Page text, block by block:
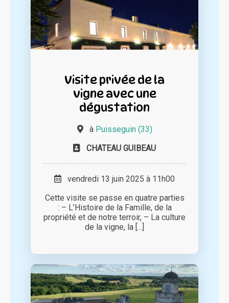
Visite privée de la
vigne avec une
dégustation
à Puisseguin (33)
CHATEAU GUIBEAU
vendredi 13 juin 2025 à 11h00
Cette visite se passe en quatre parties
: – L’Histoire de la Famille, de la
propriété et de notre terroir, – La culture
de la vigne, la [...]